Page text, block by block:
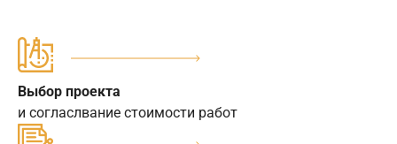
Выбор проекта
и согласлвание стоимости работ